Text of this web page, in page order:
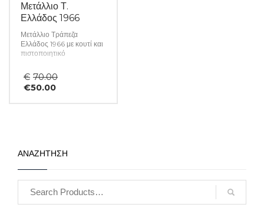
Μετάλλιο Τ.
Ελλάδος 1966
Μετάλλιο Τράπεζα
Ελλάδος 1966 με κουτί και
πιστοποιητικό
€ 70.00
€50.00
ΑΝΑΖΗΤΗΣΗ